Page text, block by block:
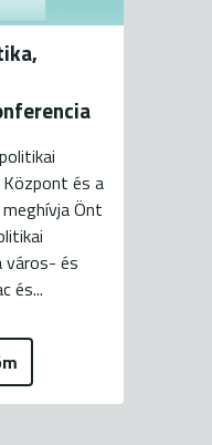
és a
Önt
város- és
és...